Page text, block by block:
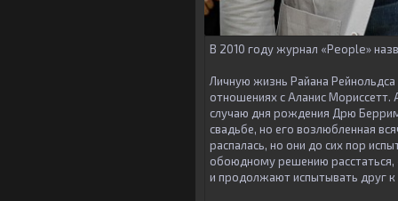
В 2010 году журнал «People»
Личную жизнь Райана
отношениях с Аланис Мориссетт.
случаю дня рождения Дрю
свадьбе, но его возлюбленная
распалась, но они до сих пор
обоюдному решению расстаться,
и продолжают испытывать друг к